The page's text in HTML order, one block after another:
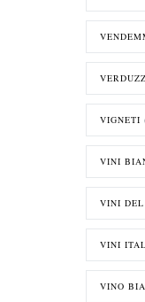
VIGNETI
VINI
VINI
VINI
VINO